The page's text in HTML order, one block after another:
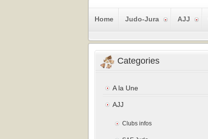
Home Judo-Jura AJJ
Categories
A la Une
AJJ
Clubs infos